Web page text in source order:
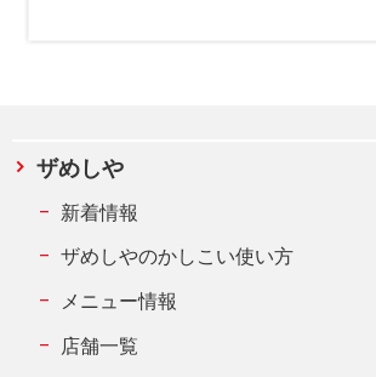
ザめしや
新着情報
ザめしやのかしこい使い方
メニュー情報
店舗一覧